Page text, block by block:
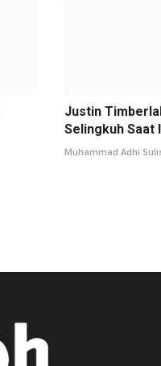
Justin
Selingkuh Saat
Muhammad Adhi